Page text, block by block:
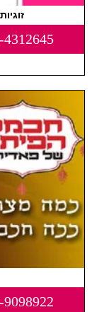
4312645
9098922